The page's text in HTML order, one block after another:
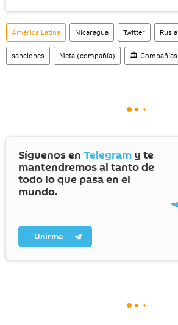
América Latina Nicaragua Twitter Rusia
sanciones Meta (compañía) 🏛️ Compañías
Síguenos en Telegram y te
mantendremos al tanto de
todo lo que pasa en el
mundo.
Unirme